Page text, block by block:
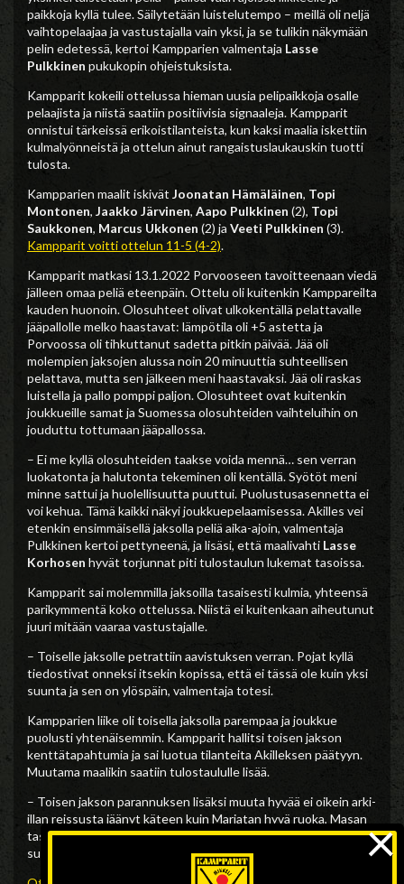
paikkoja kyllä tulee. Säilytetään luistelutempo – meillä oli neljä
vaihtopelaajaa ja vastustajalla vain yksi, ja se tulikin näkymään
pelin edetessä, kertoi Kampparien valmentaja Lasse
Pulkkinen pukukopin ohjeistuksista.
Kampparit kokeili ottelussa hieman uusia pelipaikkoja osalle
pelaajista ja niistä saatiin positiivisia signaaleja. Kampparit
onnistui tärkeissä erikoistilanteista, kun kaksi maalia iskettiin
kulmalyönneistä ja ottelun ainut rangaistuslaukauskin tuotti
tulosta.
Kampparien maalit iskivät Joonatan Hämäläinen, Topi
Montonen, Jaakko Järvinen, Aapo Pulkkinen (2), Topi
Saukkonen, Marcus Ukkonen (2) ja Veeti Pulkkinen (3).
Kampparit voitti ottelun 11-5 (4-2).
Kampparit matkasi 13.1.2022 Porvooseen tavoitteenaan viedä
jälleen omaa peliä eteenpäin. Ottelu oli kuitenkin Kamppareilta
kauden huonoin. Olosuhteet olivat ulkokentällä pelattavalle
jääpallolle melko haastavat: lämpötila oli +5 astetta ja
Porvoossa oli tihkuttanut sadetta pitkin päivää. Jää oli
molempien jaksojen alussa noin 20 minuuttia suhteellisen
pelattava, mutta sen jälkeen meni haastavaksi. Jää oli raskas
luistella ja pallo pomppi paljon. Olosuhteet ovat kuitenkin
joukkueille samat ja Suomessa olosuhteiden vaihteluihin on
jouduttu tottumaan jääpallossa.
– Ei me kyllä olosuhteiden taakse voida mennä… sen verran
luokatonta ja halutonta tekeminen oli kentällä. Syötöt meni
minne sattui ja huolellisuutta puuttui. Puolustusasennetta ei
voi kehua. Tämä kaikki näkyi joukkuepelaamisessa. Akilles vei
etenkin ensimmäisellä jaksolla peliä aika-ajoin, valmentaja
Pulkkinen kertoi pettyneenä, ja lisäsi, että maalivahti Lasse
Korhosen hyvät torjunnat piti tulostaulun lukemat tasoissa.
Kampparit sai molemmilla jaksoilla tasaisesti kulmia, yhteensä
parikymmentä koko ottelussa. Niistä ei kuitenkaan aiheutunut
juuri mitään vaaraa vastustajalle.
– Toiselle jaksolle petrattiin aavistuksen verran. Pojat kyllä
tiedostivat onneksi itsekin kopissa, että ei tässä ole kuin yksi
suunta ja sen on ylöspäin, valmentaja totesi.
Kampparien liike oli toisella jaksolla parempaa ja joukkue
puolusti yhtenäisemmin. Kampparit hallitsi toisen jakson
kenttätapahtumia ja sai luotua tilanteita Akilleksen päätyyn.
Muutama maalikin saatiin tulostaululle lisää.
– Toisen jakson parannuksen lisäksi muuta hyvää ei oikein arki-
illan reissusta jäänyt käteen kuin Marjatan hyvä ruoka, Masan
tasainen bussikyyti sekä kaksi pistettä, Lasse Pulkkinen
summasi.
×